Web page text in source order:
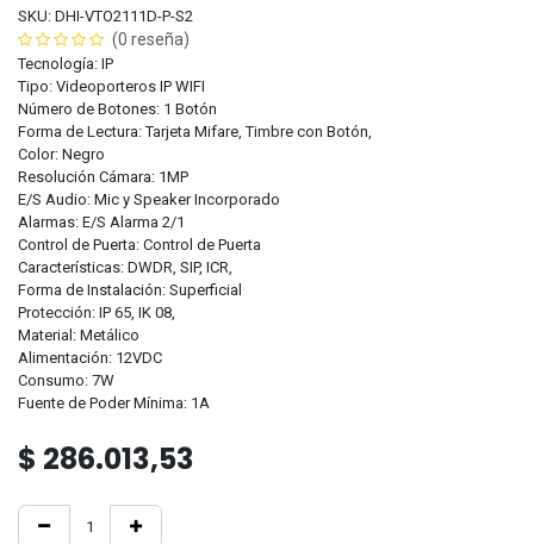
SKU: DHI-VTO2111D-P-S2
(0 reseña)
Tecnología: IP
Tipo: Videoporteros IP WIFI
Número de Botones: 1 Botón
Forma de Lectura: Tarjeta Mifare, Timbre con Botón,
Color: Negro
Resolución Cámara: 1MP
E/S Audio: Mic y Speaker Incorporado
Alarmas: E/S Alarma 2/1
Control de Puerta: Control de Puerta
Características: DWDR, SIP, ICR,
Forma de Instalación: Superficial
Protección: IP 65, IK 08,
Material: Metálico
Alimentación: 12VDC
Consumo: 7W
Fuente de Poder Mínima: 1A
$ 286.013,53